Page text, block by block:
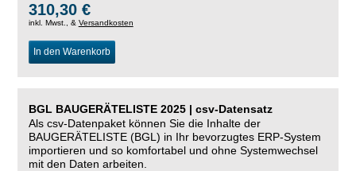
310,30 €
inkl. Mwst., & Versandkosten
In den Warenkorb
BGL BAUGERÄTELISTE 2025 | csv-Datensatz
Als csv-Datenpaket können Sie die Inhalte der
BAUGERÄTELISTE (BGL) in Ihr bevorzugtes ERP-System
importieren und so komfortabel und ohne Systemwechsel
mit den Daten arbeiten.